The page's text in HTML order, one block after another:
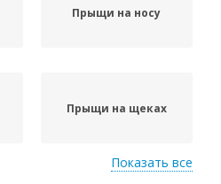
Прыщи на носу
Прыщи на щеках
Показать все